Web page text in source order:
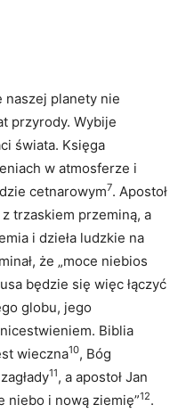
planety nie
przyrody. Wybije
świata. Księga
w atmosferze i
cetnarowym7. Apostoł
trzaskiem przeminą, a
i dzieła ludzkie na
że „moce niebios
będzie się więc łączyć
globu, jego
Biblia
wieczna10, Bóg
11, a apostoł Jan
niebo i nową ziemię”12.